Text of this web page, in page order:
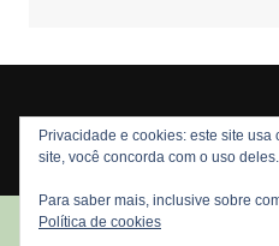
Copyright © 2026 Nós Nerds.
Privacidade e cookies: este site usa
site, você concorda com o uso deles.
Para saber mais, inclusive sobre
Política de cookies